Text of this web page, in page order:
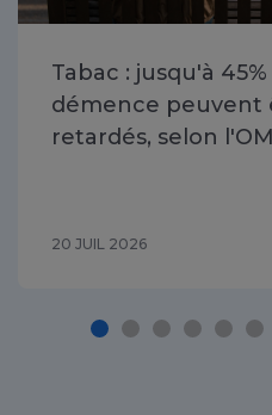
Tabac : jusqu'à
démence peuvent
retardés, selon
20 JUIL 2026